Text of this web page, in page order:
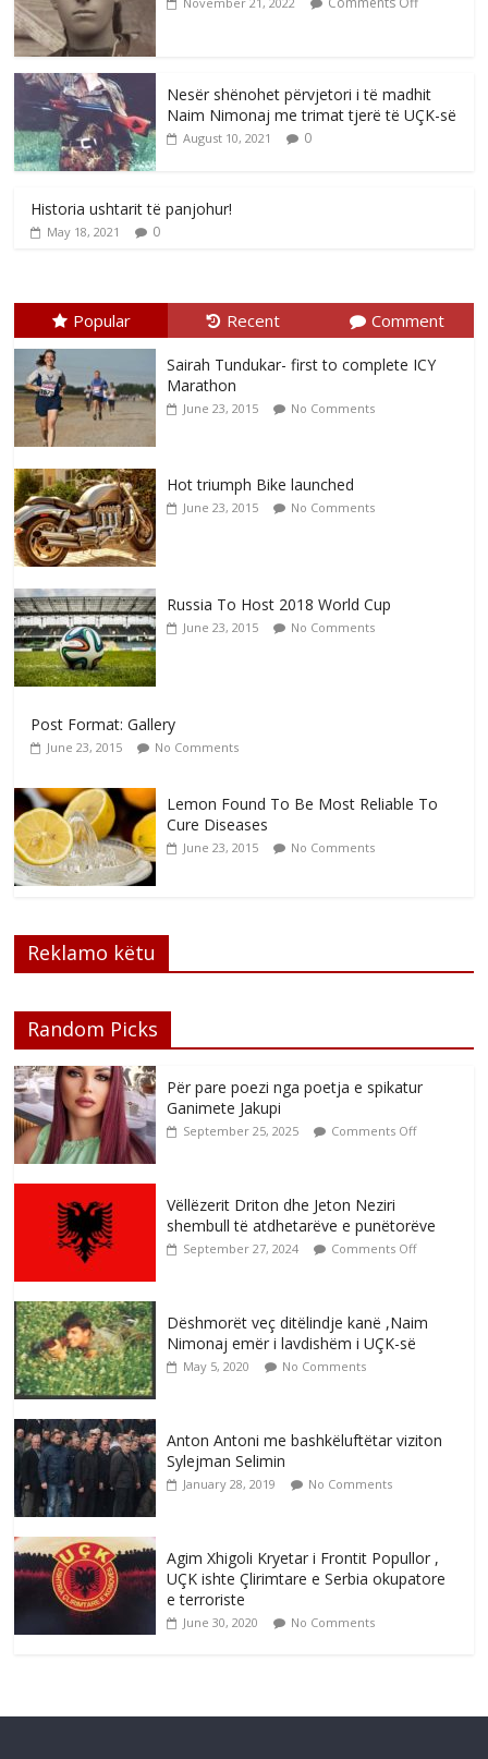
Nesër shënohet përvjetori i të madhit
Naim Nimonaj me trimat tjerë të UÇK-së
August 10, 2021 0
Historia ushtarit të panjohur!
May 18, 2021 0
Popular Recent Comment
Sairah Tundukar- first to complete ICY
Marathon
June 23, 2015 No Comments
Hot triumph Bike launched
June 23, 2015 No Comments
Russia To Host 2018 World Cup
June 23, 2015 No Comments
Post Format: Gallery
June 23, 2015 No Comments
Lemon Found To Be Most Reliable To
Cure Diseases
June 23, 2015 No Comments
Reklamo këtu
Random Picks
Për pare poezi nga poetja e spikatur
Ganimete Jakupi
September 25, 2025 Comments Off
Vëllëzerit Driton dhe Jeton Neziri
shembull të atdhetarëve e punëtorëve
September 27, 2024 Comments Off
Dëshmorët veç ditëlindje kanë ,Naim
Nimonaj emër i lavdishëm i UÇK-së
May 5, 2020 No Comments
Anton Antoni me bashkëluftëtar viziton
Sylejman Selimin
January 28, 2019 No Comments
Agim Xhigoli Kryetar i Frontit Popullor ,
UÇK ishte Çlirimtare e Serbia okupatore
e terroriste
June 30, 2020 No Comments